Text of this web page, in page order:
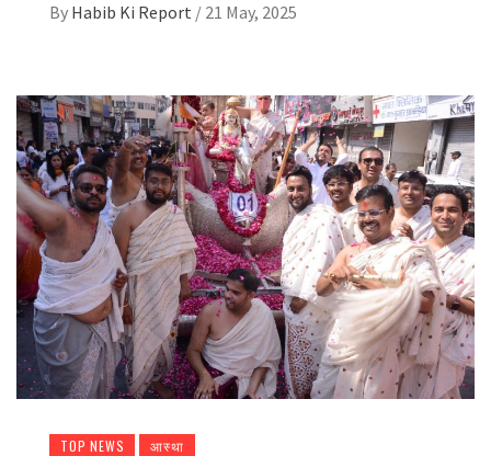
By Habib Ki Report / 21 May, 2025
TOP NEWS आस्था